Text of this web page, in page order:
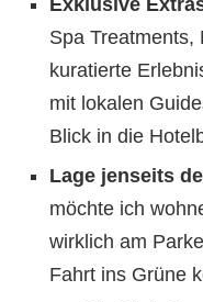
Exklusive
Spa Treatments,
kuratierte
mit lokalen
Blick in die
Lage jenseits
möchte ich
wirklich am
Fahrt ins Grüne